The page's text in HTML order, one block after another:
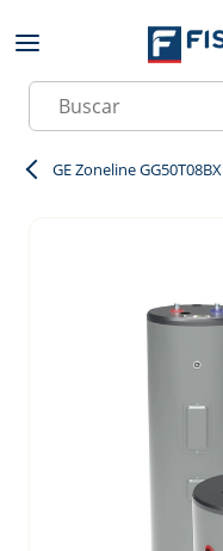
Skip to main content
Site Search
GE Zoneline